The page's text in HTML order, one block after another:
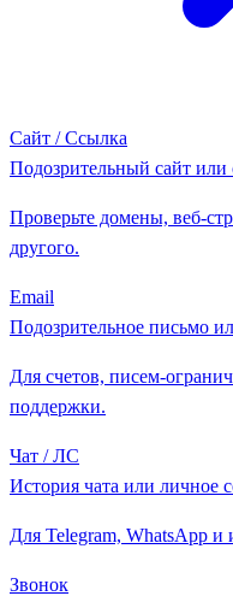
Сайт / Ссылка
Подозрительный сайт или
Проверьте домены, веб-
другого.
Email
Подозрительное письмо
Для счетов, писем-
поддержки.
Чат / ЛС
История чата или личное
Для Telegram, WhatsApp
Звонок